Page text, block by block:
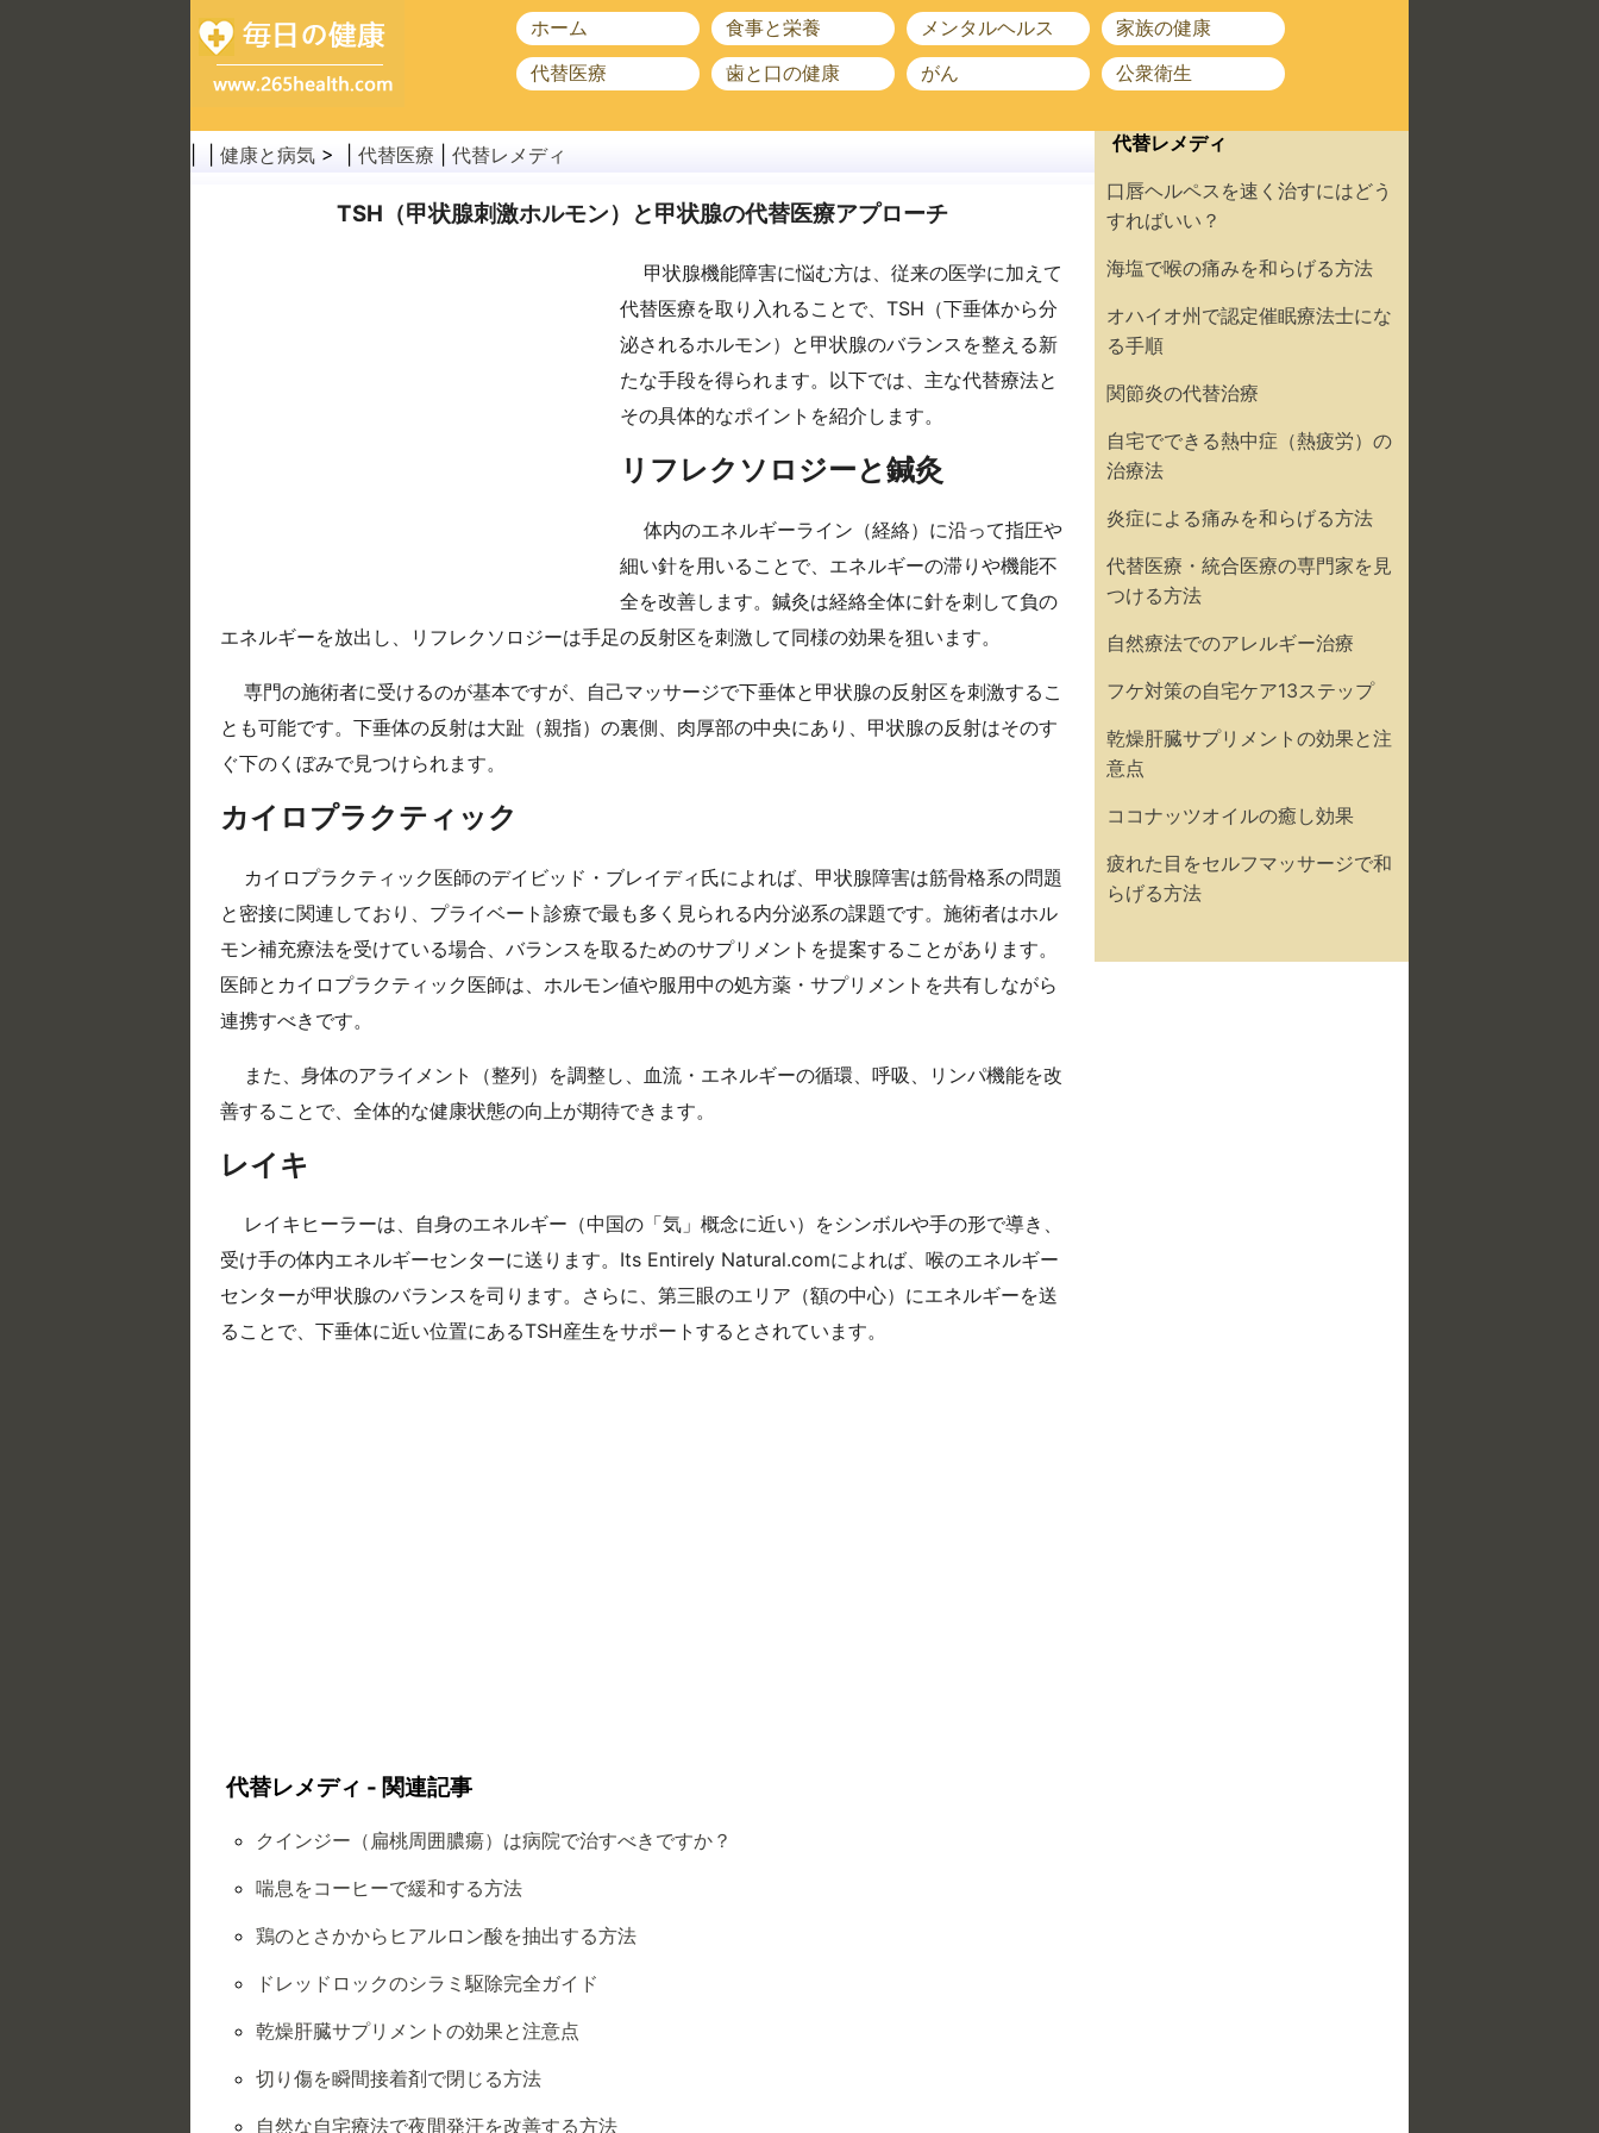
ホーム 食事と栄養 メンタルヘルス
家族の健康
代替医療
歯と口の健康 がん 公衆衛生
健康と病気 > | 代替医療 代替レメディ
TSH（甲状腺刺激ホルモン）と甲状腺の代替医療アプローチ
甲状腺機能障害に悩む方は、従来の医学に加えて
代替医療を取り入れることで、TSH（下垂体から分
泌されるホルモン）と甲状腺のバランスを整える新
たな手段を得られます。以下では、主な代替療法と
その具体的なポイントを紹介します。
リフレクソロジーと鍼灸
体内のエネルギーライン（経絡）に沿って指圧や
細い針を用いることで、エネルギーの滞りや機能不
全を改善します。鍼灸は経絡全体に針を刺して負の
エネルギーを放出し、リフレクソロジーは手足の反射区を刺激して同様の効果を狙います。
専門の施術者に受けるのが基本ですが、自己マッサージで下垂体と甲状腺の反射区を刺激するこ
とも可能です。下垂体の反射は大趾（親指）の裏側、肉厚部の中央にあり、甲状腺の反射はそのす
ぐ下のくぼみで見つけられます。
カイロプラクティック
カイロプラクティック医師のデイビッド・ブレイディ氏によれば、甲状腺障害は筋骨格系の問題
と密接に関連しており、プライベート診療で最も多く見られる内分泌系の課題です。施術者はホル
モン補充療法を受けている場合、バランスを取るためのサプリメントを提案することがあります。
医師とカイロプラクティック医師は、ホルモン値や服用中の処方薬・サプリメントを共有しながら
連携すべきです。
また、身体のアライメント（整列）を調整し、血流・エネルギーの循環、呼吸、リンパ機能を改
善することで、全体的な健康状態の向上が期待できます。
レイキ
レイキヒーラーは、自身のエネルギー（中国の「気」概念に近い）をシンボルや手の形で導き、
受け手の体内エネルギーセンターに送ります。Its Entirely Natural.comによれば、喉のエネルギー
センターが甲状腺のバランスを司ります。さらに、第三眼のエリア（額の中心）にエネルギーを送
ることで、下垂体に近い位置にあるTSH産生をサポートするとされています。
代替レメディ - 関連記事
クインジー（扁桃周囲膿瘍）は病院で治すべきですか？
喘息をコーヒーで緩和する方法
鶏のとさかからヒアルロン酸を抽出する方法
ドレッドロックのシラミ駆除完全ガイド
乾燥肝臓サプリメントの効果と注意点
切り傷を瞬間接着剤で閉じる方法
自然な自宅療法で夜間発汗を改善する方法
代替レメディ
口唇ヘルペスを速く治すにはどう
すればいい？
海塩で喉の痛みを和らげる方法
オハイオ州で認定催眠療法士にな
る手順
関節炎の代替治療
自宅でできる熱中症（熱疲労）の
治療法
炎症による痛みを和らげる方法
代替医療・統合医療の専門家を見
つける方法
自然療法でのアレルギー治療
フケ対策の自宅ケア13ステップ
乾燥肝臓サプリメントの効果と注
意点
ココナッツオイルの癒し効果
疲れた目をセルフマッサージで和
らげる方法